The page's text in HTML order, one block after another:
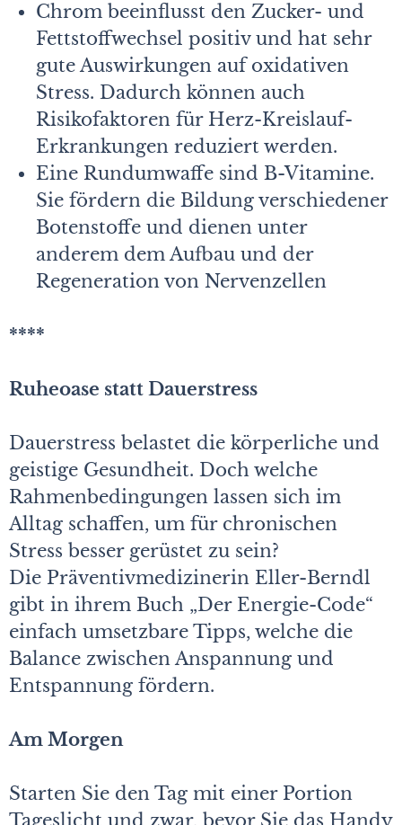
Chrom beeinflusst den Zucker- und
Fettstoffwechsel positiv und hat sehr
gute Auswirkungen auf oxidativen
Stress. Dadurch können auch
Risikofaktoren für Herz-Kreislauf-
Erkrankungen reduziert werden.
Eine Rundumwaffe sind B-Vitamine.
Sie fördern die Bildung verschiedener
Botenstoffe und dienen unter
anderem dem Aufbau und der
Regeneration von Nervenzellen
****
Ruheoase statt Dauerstress
Dauerstress belastet die körperliche und
geistige Gesundheit. Doch welche
Rahmenbedingungen lassen sich im
Alltag schaffen, um für chronischen
Stress besser gerüstet zu sein?
Die Präventivmedizinerin Eller-Berndl
gibt in ihrem Buch „Der ­Energie-Code“
einfach umsetzbare Tipps, welche die
Balance zwischen Anspannung und
Entspannung fördern.
Am Morgen
Starten Sie den Tag mit einer Portion